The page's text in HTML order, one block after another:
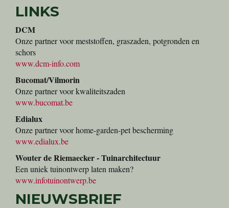
LINKS
DCM
Onze partner voor meststoffen, graszaden, potgronden en
schors
www.dcm-info.com
Bucomat/Vilmorin
Onze partner voor kwaliteitszaden
www.bucomat.be
Edialux
Onze partner voor home-garden-pet bescherming
www.edialux.be
Wouter de Riemaecker - Tuinarchitectuur
Een uniek tuinontwerp laten maken?
www.infotuinontwerp.be
NIEUWSBRIEF